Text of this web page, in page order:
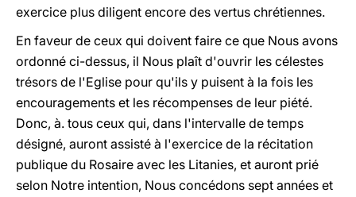
exercice plus diligent encore des vertus chrétiennes.
En faveur de ceux qui doivent faire ce que Nous avons
ordonné ci-dessus, il Nous plaît d'ouvrir les célestes
trésors de l'Eglise pour qu'ils y puisent à la fois les
encouragements et les récompenses de leur piété.
Donc, à. tous ceux qui, dans l'intervalle de temps
désigné, auront assisté à l'exercice de la récitation
publique du Rosaire avec les Litanies, et auront prié
selon Notre intention, Nous concédons sept années et